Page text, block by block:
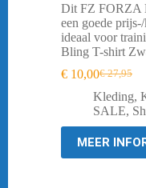
Dit FZ FORZA
een goede
ideaal voor
Bling T-shirt
€27,95
prijs
was:
€ 27,95.
€ 10,00Huidige
prijs
is:
€ 10,00.
Kleding,
SALE,
MEER